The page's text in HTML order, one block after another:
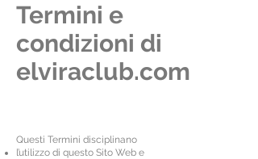
Termini e
condizioni di
elviraclub.com
Questi Termini disciplinano
l’utilizzo di questo Sito Web e